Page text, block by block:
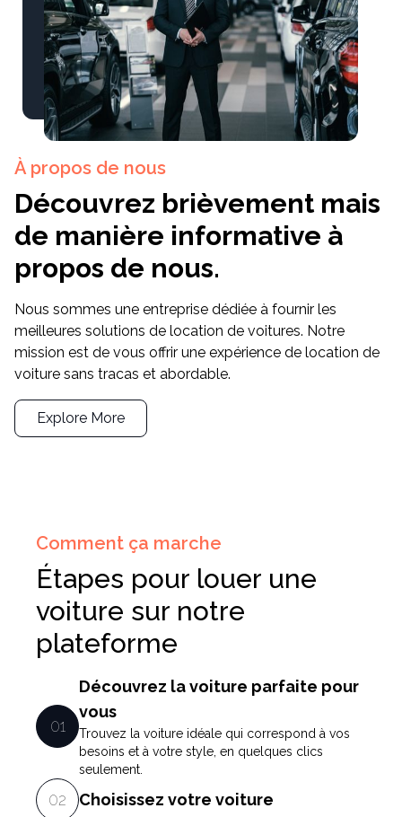
À propos de nous
Découvrez brièvement mais
de manière informative à
propos de nous.
Nous sommes une entreprise dédiée à fournir les
meilleures solutions de location de voitures. Notre
mission est de vous offrir une expérience de location de
voiture sans tracas et abordable.
Explore More
Comment ça marche
Étapes pour louer une
voiture sur notre
plateforme
01
Découvrez la voiture parfaite pour
vous
Trouvez la voiture idéale qui correspond à vos
besoins et à votre style, en quelques clics
seulement.
02 Choisissez votre voiture